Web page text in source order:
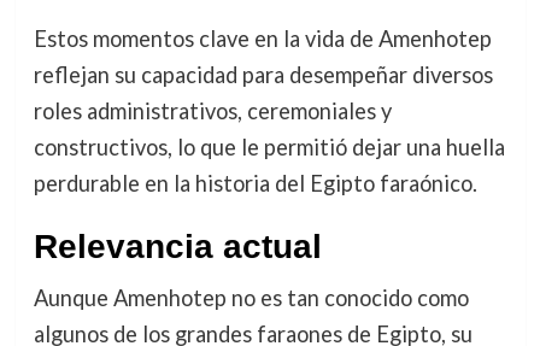
Estos momentos clave en la vida de Amenhotep
reflejan su capacidad para desempeñar diversos
roles administrativos, ceremoniales y
constructivos, lo que le permitió dejar una huella
perdurable en la historia del Egipto faraónico.
Relevancia actual
Aunque Amenhotep no es tan conocido como
algunos de los grandes faraones de Egipto, su